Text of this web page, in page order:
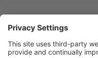
ENDT.PL